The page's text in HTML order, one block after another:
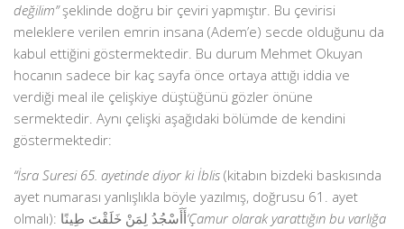
değilim”şeklinde doğru bir çeviri yapmıştır. Bu çevirisi
meleklere verilen emrin insana (Adem’e) secde olduğunu da
kabul ettiğini göstermektedir. Bu durum Mehmet Okuyan
hocanın sadece bir kaç sayfa önce ortaya attığı iddia ve
verdiği meal ile çelişkiye düştüğünü gözler önüne
sermektedir. Aynı çelişki aşağıdaki bölümde de kendini
göstermektedir:
“İsra Suresi 65. ayetinde diyor ki İblis (kitabın bizdeki baskısında
ayet numarası yanlışlıkla böyle yazılmış, doğrusu 61. ayet
olmalı): أَأَسْجُدُ لِمَنْ خَلَقْتَ طِينًا‘Çamur olarak yarattığın bu varlığa